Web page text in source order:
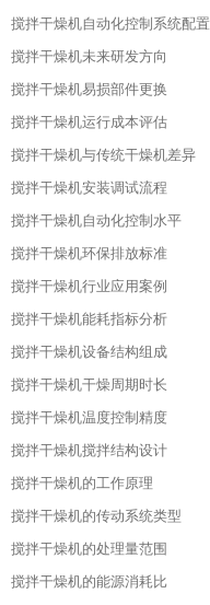
搅拌干燥机自动化控制系统配置
搅拌干燥机未来研发方向
搅拌干燥机易损部件更换
搅拌干燥机运行成本评估
搅拌干燥机与传统干燥机差异
搅拌干燥机安装调试流程
搅拌干燥机自动化控制水平
搅拌干燥机环保排放标准
搅拌干燥机行业应用案例
搅拌干燥机能耗指标分析
搅拌干燥机设备结构组成
搅拌干燥机干燥周期时长
搅拌干燥机温度控制精度
搅拌干燥机搅拌结构设计
搅拌干燥机的工作原理
搅拌干燥机的传动系统类型
搅拌干燥机的处理量范围
搅拌干燥机的能源消耗比